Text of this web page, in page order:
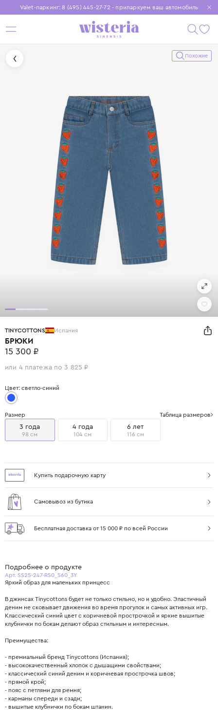
Valet-паркинг: 8 (495) 445-27-72 - припаркуем ваш автомобиль
Бесплатная доставка при заказе от 15 000 ₽
Установите приложение, чтобы покупки были еще удобнее
Похожие
TINYCOTTONS Испания
БРЮКИ
15 300 ₽
или 4 платежа по 3 825 ₽
Цвет: светло-синий
Размер Таблица размеров
3 года
98 см
4 года
104 см
6 лет
116 см
Купить подарочную карту
Самовывоз из бутика
Бесплатная доставка от 15 000 ₽ по всей России
Подробнее о продукте
Арт. SS25-247-R50_560_3Y
Яркий образ для маленьких принцесс
В джинсах Tinycottons будет не только стильно, но и удобно. Эластичный
деним не сковывает движения во время прогулок и самых активных игр.
Классический синий цвет с коричневой прострочкой и яркие вышитые
клубнички по бокам делают образ стильным и интересным.
Преимущества:
- премиальный бренд Tinycottons (Испания);
- высококачественный хлопок с дышащими свойствами;
- классический синий деним и коричневая прострочка швов;
- прямой крой;
- пояс с петлями для ремня;
- карманы спереди и сзади;
- вышитые клубнички по бокам штанин.